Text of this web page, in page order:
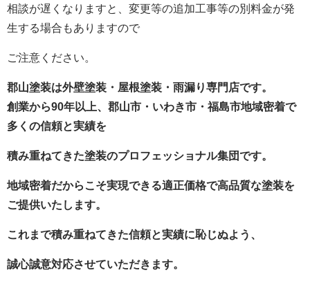
相談が遅くなりますと、変更等の追加工事等の別料金が発
生する場合もありますので
ご注意ください。
郡山塗装は外壁塗装・屋根塗装・雨漏り専門店です。
創業から90年以上、郡山市・いわき市・福島市地域密着で
多くの信頼と実績を
積み重ねてきた塗装のプロフェッショナル集団です。
地域密着だからこそ実現できる適正価格で高品質な塗装を
ご提供いたします。
これまで積み重ねてきた信頼と実績に恥じぬよう、
誠心誠意対応させていただきます。